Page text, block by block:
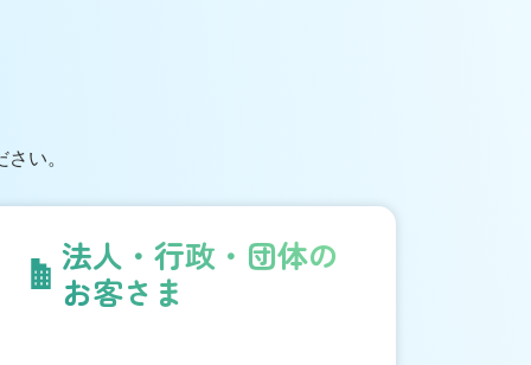
い。
法人・行政・団体の
お客さま